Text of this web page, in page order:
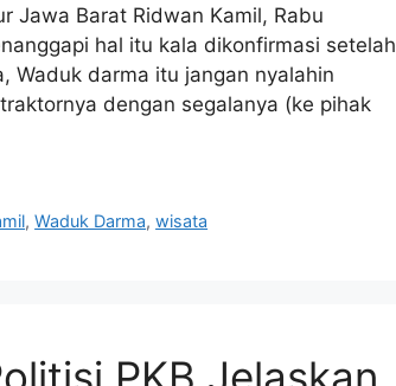
Jawa Barat Ridwan Kamil, Rabu
hal itu kala dikonfirmasi setelah
Waduk darma itu jangan nyalahin
dengan segalanya (ke pihak
,Waduk Darma,wisata